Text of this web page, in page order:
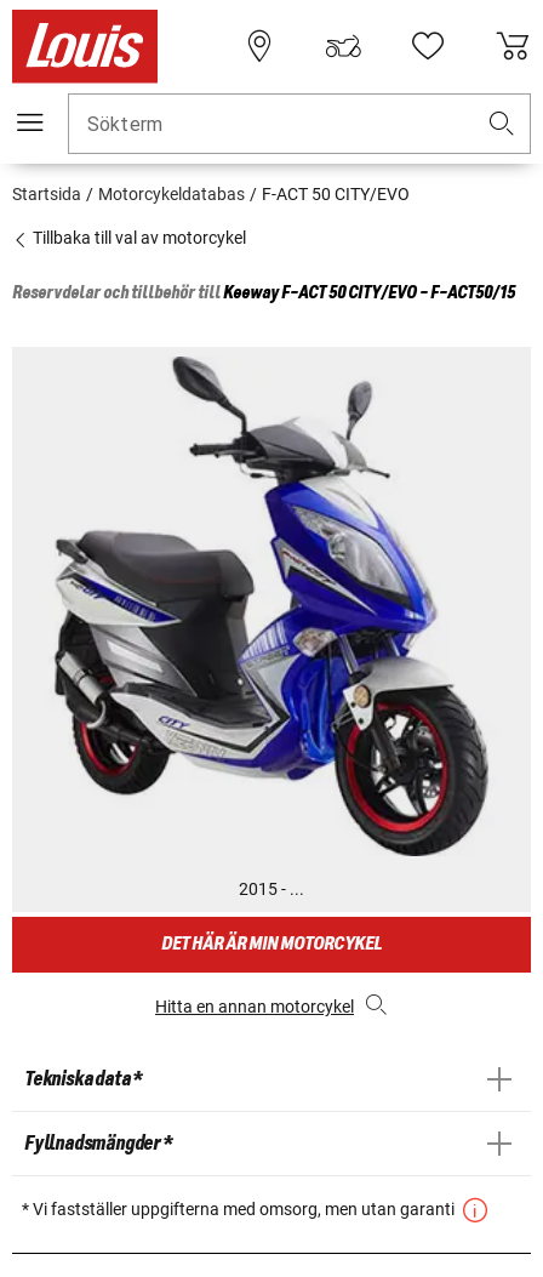
Sökterm
Startsida Motorcykeldatabas F-ACT 50 CITY/EVO
Tillbaka till val av motorcykel
Reservdelar och tillbehör tillKeewayF-ACT 50 CITY/EVO - F-ACT50/15
2015 - ...
DET HÄR ÄR MIN MOTORCYKEL
Hitta en annan motorcykel
Tekniska data *
Fyllnadsmängder *
* Vi fastställer uppgifterna med omsorg, men utan garanti